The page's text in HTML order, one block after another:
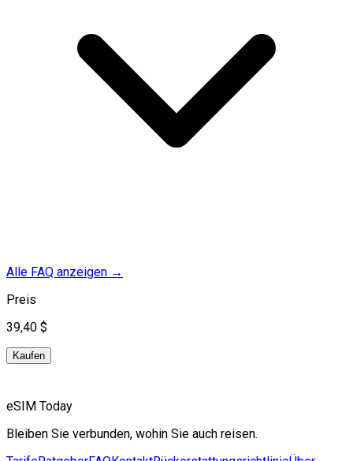
Alle FAQ anzeigen →
Preis
39,40 $
Kaufen
eSIM Today
Bleiben Sie verbunden, wohin Sie auch reisen.